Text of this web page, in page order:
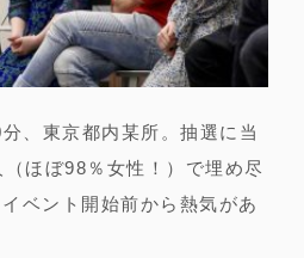
、東京都内某所。抽選に当
ほぼ98％女性！）で埋め尽
ベント開始前から熱気があ